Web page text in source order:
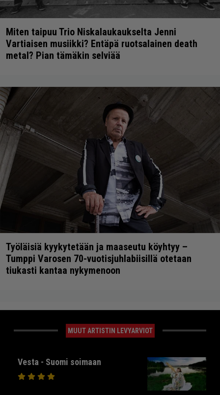
Miten taipuu Trio Niskalaukaukselta Jenni
Vartiaisen musiikki? Entäpä ruotsalainen death
metal? Pian tämäkin selviää
Työläisiä kyykytetään ja maaseutu köyhtyy –
Tumppi Varosen 70-vuotisjuhlabiisillä otetaan
tiukasti kantaa nykymenoon
MUUT ARTISTIN LEVYARVIOT
Vesta - Suomi soimaan